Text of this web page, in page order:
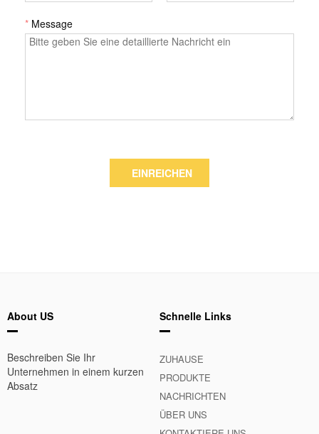
* Message
EINREICHEN
About US
Beschreiben Sie Ihr
Unternehmen in einem kurzen
Absatz
Schnelle Links
ZUHAUSE
PRODUKTE
NACHRICHTEN
ÜBER UNS